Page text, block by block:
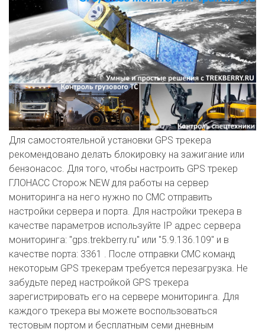
Для самостоятельной установки GPS трекера
рекомендовано делать блокировку на зажигание или
бензонасос. Для того, чтобы настроить GPS трекер
ГЛОНАСС Сторож NEW для работы на сервер
мониторинга на него нужно по СМС отправить
настройки сервера и порта. Для настройки трекера в
качестве параметров используйте IP адрес сервера
мониторинга: "gps.trekberry.ru" или "5.9.136.109" и в
качестве порта: 3361 . После отправки СМС команд
некоторым GPS трекерам требуется перезагрузка. Не
забудьте перед настройкой GPS трекера
зарегистрировать его на сервере мониторинга. Для
каждого трекера вы можете воспользоваться
тестовым портом и бесплатным семи дневным